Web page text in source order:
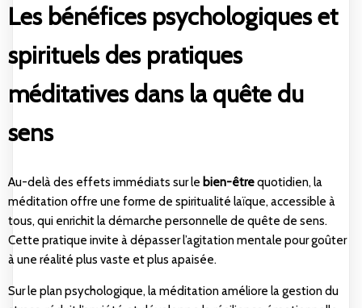
Les bénéfices psychologiques et
spirituels des pratiques
méditatives dans la quête du
sens
Au-delà des effets immédiats sur le bien-êtrequotidien, la
méditation offre une forme de spiritualité laïque, accessible à
tous, qui enrichit la démarche personnelle de quête de sens.
Cette pratique invite à dépasser l’agitation mentale pour goûter
à une réalité plus vaste et plus apaisée.
Sur le plan psychologique, la méditation améliore la gestion du